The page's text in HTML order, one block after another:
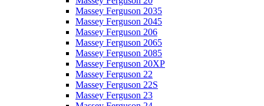
Massey Ferguson 2035
Massey Ferguson 2045
Massey Ferguson 206
Massey Ferguson 2065
Massey Ferguson 2085
Massey Ferguson 20XP
Massey Ferguson 22
Massey Ferguson 22S
Massey Ferguson 23